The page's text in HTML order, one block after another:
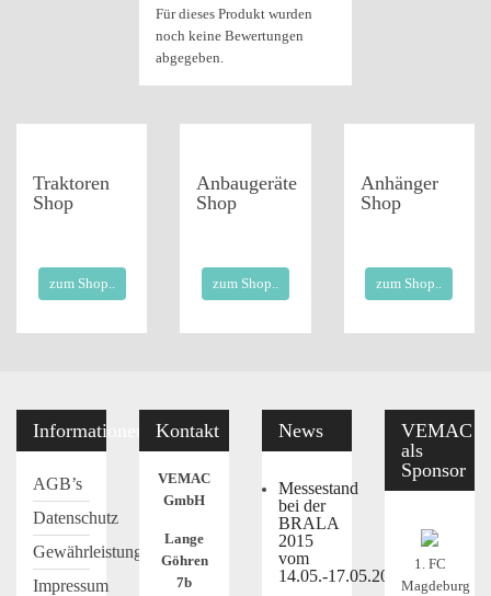
Für dieses Produkt wurden
noch keine Bewertungen
abgegeben.
Traktoren
Shop
zum Shop..
Anbaugeräte
Shop
zum Shop..
Anhänger
Shop
zum Shop..
Informationen
AGB’s
Datenschutz
Gewährleistung
Impressum
Kontakt
VEMAC
GmbH
Lange
Göhren
7b
News
Messestand
bei der
BRALA
2015
vom
14.05.-17.05.2015
VEMAC
als
Sponsor
1. FC
Magdeburg